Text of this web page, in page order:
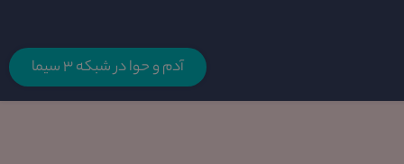
آدم و حوا در شبکه 3 سیما